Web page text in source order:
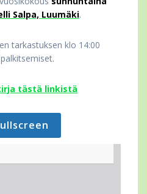
Salpa, Luumäki.
tarkastuksen klo 14:00
tästä linkistä